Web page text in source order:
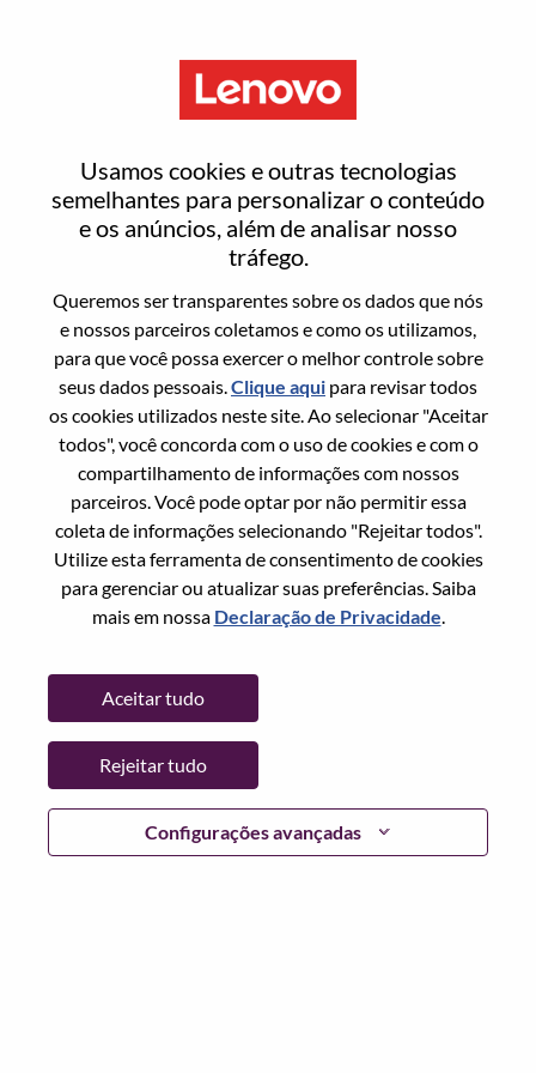
Usamos cookies e outras tecnologias
semelhantes para personalizar o conteúdo
e os anúncios, além de analisar nosso
tráfego.
Queremos ser transparentes sobre os dados que nós
e nossos parceiros coletamos e como os utilizamos,
para que você possa exercer o melhor controle sobre
seus dados pessoais.Clique aqui para revisar todos
os cookies utilizados neste site. Ao selecionar "Aceitar
todos", você concorda com o uso de cookies e com o
compartilhamento de informações com nossos
parceiros. Você pode optar por não permitir essa
coleta de informações selecionando "Rejeitar todos".
Utilize esta ferramenta de consentimento de cookies
para gerenciar ou atualizar suas preferências. Saiba
mais em nossa Declaração de Privacidade.
Configurações avançadas
Aceitar tudo
Rejeitar tudo
Redefinir senha
Tem certeza que deseja redefinir sua
Enter the email address associated with your
account, then click "Continue".
Vamos enviar por email um link para você
redefinir sua senha.
Redefinir senha com seu email
Email*
Continuar